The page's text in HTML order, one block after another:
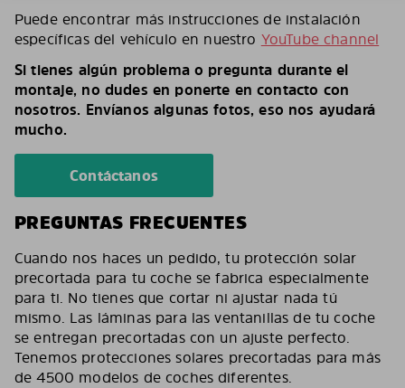
Puede encontrar más instrucciones de instalación
específicas del vehículo en nuestro YouTube channel
Si tienes algún problema o pregunta durante el
montaje, no dudes en ponerte en contacto con
nosotros. Envíanos algunas fotos, eso nos ayudará
mucho.
Contáctanos
PREGUNTAS FRECUENTES
Cuando nos haces un pedido, tu protección solar
precortada para tu coche se fabrica especialmente
para ti. No tienes que cortar ni ajustar nada tú
mismo. Las láminas para las ventanillas de tu coche
se entregan precortadas con un ajuste perfecto.
Tenemos protecciones solares precortadas para más
de 4500 modelos de coches diferentes.